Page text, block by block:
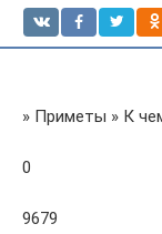
» Приметы » К
0
9679